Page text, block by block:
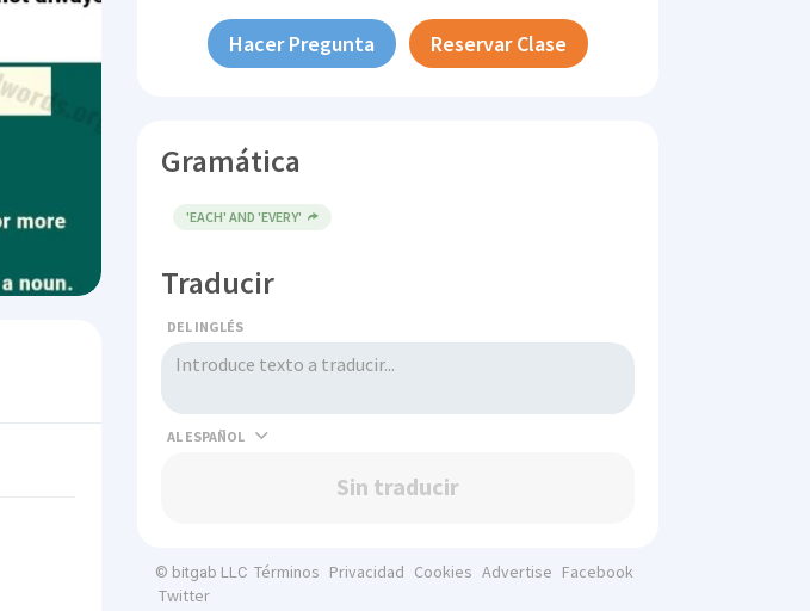
Hacer Pregunta Reservar Clase
Gramática
'EACH' AND 'EVERY'
Traducir
DEL INGLÉS
AL
Sin traducir
© bitgab LLC Términos Privacidad Cookies Advertise Facebook
Twitter